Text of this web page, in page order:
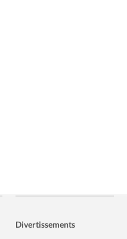
Divertissements